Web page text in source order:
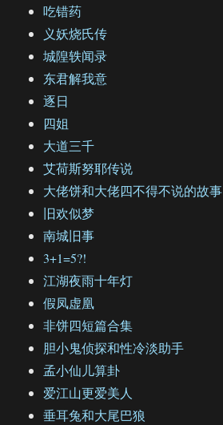
吃错药
义妖烧氏传
城隍轶闻录
东君解我意
逐日
四姐
大道三千
艾荷斯努耶传说
大佬饼和大佬四不得不说的故事
旧欢似梦
南城旧事
3+1=5?!
江湖夜雨十年灯
假凤虚凰
非饼四短篇合集
胆小鬼侦探和性冷淡助手
孟小仙儿算卦
爱江山更爱美人
垂耳兔和大尾巴狼